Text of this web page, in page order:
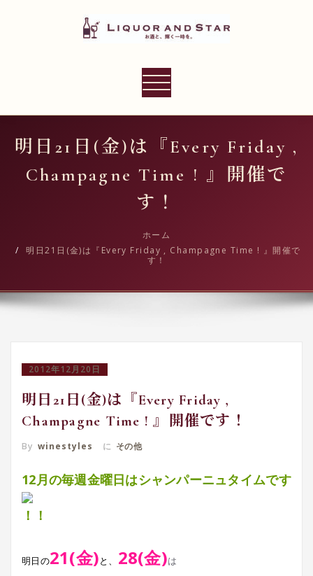
プ
LIQUOR AND STAR
ナ
ー
ョ
ン
り
替
明日21日(金)は『Every Friday ,
Champagne Time ! 』開催で
す！
ホーム
明日21日(金)は『Every Friday , Champagne Time ! 』開催で
す！
2012年12月20日
明日21日(金)は『Every Friday ,
Champagne Time ! 』開催です！
By winestyles に その他
12月の毎週金曜日はシャンパーニュタイムです
明日の21(金)と、 28(金)は